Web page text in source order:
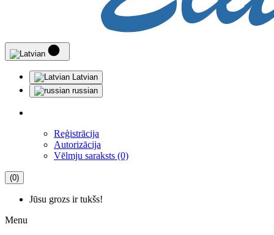
Latvian
russian
Reģistrācija
Autorizācija
Vēlmju saraksts (0)
(0)
Jūsu grozs ir tukšs!
Menu